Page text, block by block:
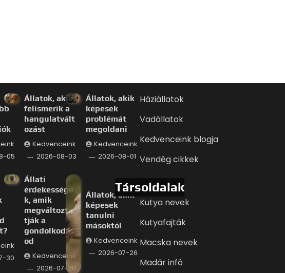
05
Állatok, akik
felismerik a
hangulatvált
ozást
Kedvenceink
2026-08-03
Állatok, akik
képesek
problémát
megoldani
Kedvenceink
2026-08-01
30
Állati
érdekessége
k, amik
megváltozta
tják a
gondolkodás
od
Kedvenceink
2026-07-28
Állatok, akik
képesek
tanulni
másoktól
Kedvenceink
2026-07-26
Háziállatok
Vadállatok
Kedvenceink blogja
Vendég cikkek
Társoldalak
Kutya nevek
Kutyafajták
Macska nevek
Madár infó